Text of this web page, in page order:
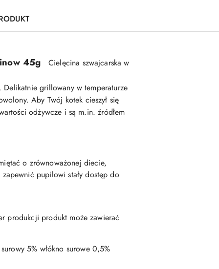
45g
Cielęcina szwajcarska w
grillowany w temperaturze
Aby Twój kotek cieszył się
odżywcze i są m.in. źródłem
o zrównoważonej diecie,
pupilowi stały dostęp do
produkcji produkt może zawierać
5% włókno surowe 0,5%